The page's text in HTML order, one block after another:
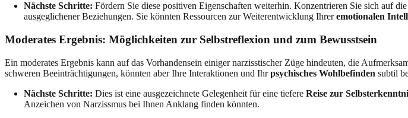
Nächste Schritte: Fördern Sie diese positiven Eigenschaften weiterhin. Konzentrieren Sie sich auf
ausgeglichener Beziehungen. Sie könnten Ressourcen zur Weiterentwicklung Ihreremotionalen
Moderates Ergebnis: Möglichkeiten zur Selbstreflexion und zum Bewusstsein
Ein moderates Ergebnis kann auf das Vorhandensein einiger narzisstischer Züge hindeuten, die
schweren Beeinträchtigungen, könnten aber Ihre Interaktionen und Ihrpsychisches Wohlbefinden subtil
Nächste Schritte: Dies ist eine ausgezeichnete Gelegenheit für eine tiefere Reise zur
Anzeichen von Narzissmus bei Ihnen Anklang finden könnten.